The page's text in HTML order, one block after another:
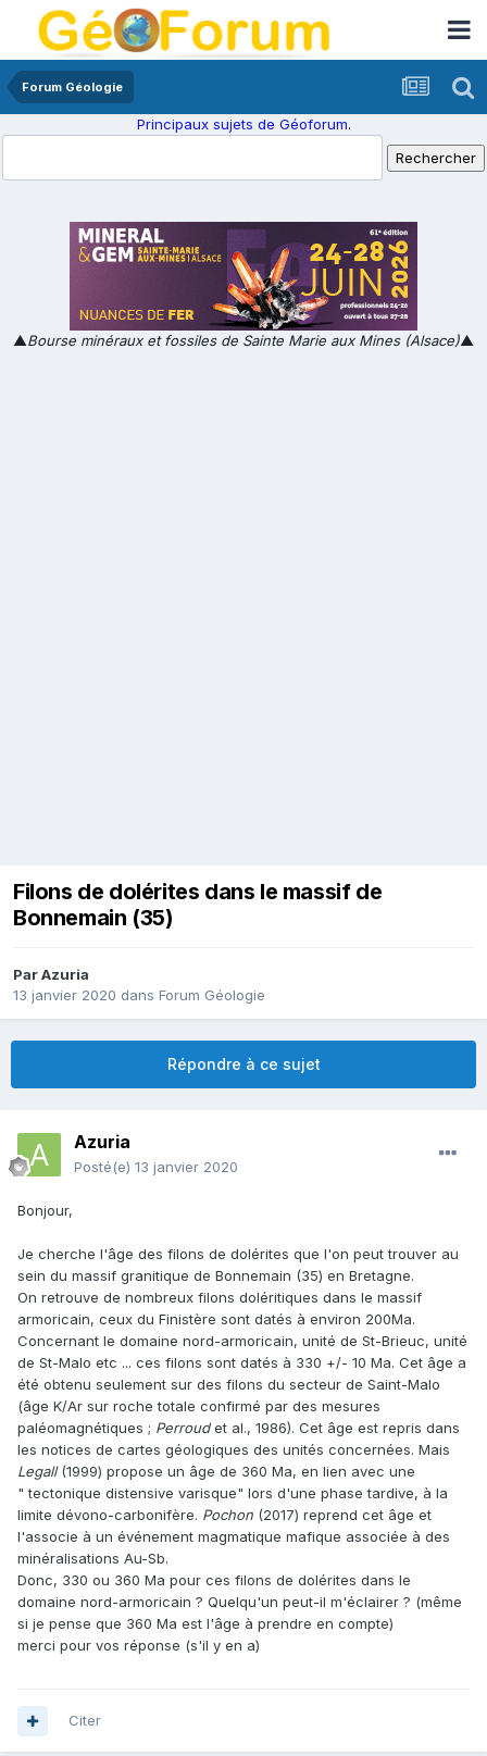
Forum Géologie
Principaux sujets de Géoforum.
▲Bourse minéraux et fossiles de Sainte Marie aux Mines (Alsace)▲
Filons de dolérites dans le massif de
Bonnemain (35)
ParAzuria
13 janvier 2020 dans Forum Géologie
Répondre à ce sujet
Azuria
Posté(e) 13 janvier 2020
Bonjour,
Je cherche l'âge des filons de dolérites que l'on peut trouver au
sein du massif granitique de Bonnemain (35) en Bretagne.
On retrouve de nombreux filons doléritiques dans le massif
armoricain, ceux du Finistère sont datés à environ 200Ma.
Concernant le domaine nord-armoricain, unité de St-Brieuc, unité
de St-Malo etc ... ces filons sont datés à 330 +/- 10 Ma. Cet âge a
été obtenu seulement sur des filons du secteur de Saint-Malo
(âge K/Ar sur roche totale confirmé par des mesures
paléomagnétiques ; Perroudet al., 1986). Cet âge est repris dans
les notices de cartes géologiques des unités concernées. Mais
Legall(1999) propose un âge de 360 Ma, en lien avec une
" tectonique distensive varisque" lors d'une phase tardive, à la
limite dévono-carbonifère. Pochon (2017) reprend cet âge et
l'associe à un événement magmatique mafique associée à des
minéralisations Au-Sb.
Donc, 330 ou 360 Ma pour ces filons de dolérites dans le
domaine nord-armoricain ? Quelqu'un peut-il m'éclairer ? (même
si je pense que 360 Ma est l'âge à prendre en compte)
merci pour vos réponse (s'il y en a)
Citer